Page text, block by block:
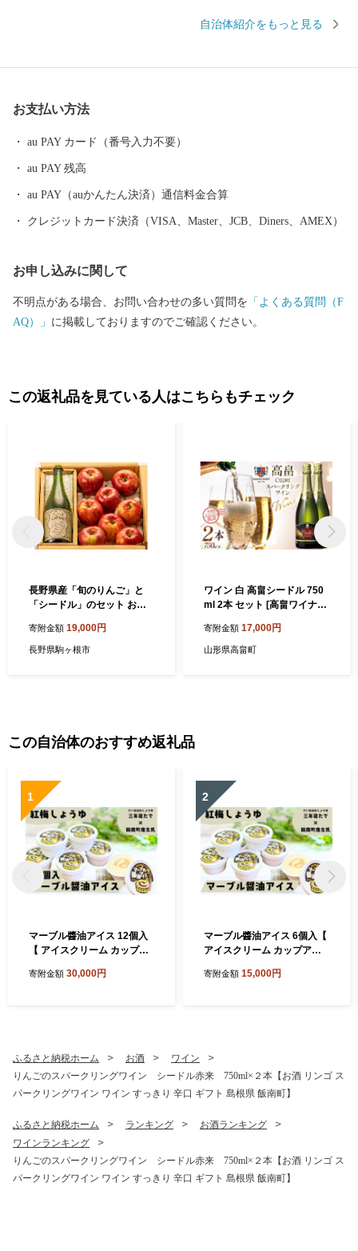
面積は 242.88平方キロメートル(東西 32km 、南北 32km )で、約 9
ています。 また昭和30年代から出雲大社神楽殿の大しめ縄の制作
は、自然と共生し「生命」を身近に実感できる誇るべき文化で
す。 ＜ふるさと納税の業務委託のご案内＞ 令和２年４月１日から
ふるさと納税の寄附の受付、お問い合わせの対応、返礼品の発注
会社ワールドワン 電話番号：0855-25-5170 メールアドレス：inquir
自治体紹介をもっと見る
お支払い方法
au PAY カード（番号入力不要）
au PAY 残高
au PAY（auかんたん決済）通信料金合算
クレジットカード決済（VISA、Master、JCB、Diners、AMEX）
お申し込みに関して
不明点がある場合、お問い合わせの多い質問を 「よくある質問（F
AQ）」 に掲載しておりますのでご確認ください。
この返礼品を見ている人はこちらもチェック
長野県産「旬のりんご」と
「シードル」のセット お酒
ワイン リンゴ 宅飲み 晩酌
寄附金額 19,000円
長野県駒ヶ根市
ワイン 白 高畠シードル 750
ml 2本 セット [高畠ワイナリ
0066] 白ワイン 国産 スパー
クリング スパークリングワ
寄附金額 17,000円
山形県高畠町
この自治体のおすすめ返礼品
1
マーブル醬油アイス 12個入
【 アイスクリーム カップア
贈り物 贈答 プレゼント 人気
寄附金額 30,000円
2
マーブル醬油アイス 6個入【
アイスクリーム カップアイ
物 贈答 プレゼント 人気 アイ
寄附金額 15,000円
ふるさと納税ホーム お酒
ワイン
りんごのスパークリングワイン シードル赤来 750ml×２本【お酒 リンゴ ス
パークリングワイン ワイン すっきり 辛口 ギフト 島根県 飯南町】
ふるさと納税ホーム ランキング
お酒ランキング
ワインランキング
りんごのスパークリングワイン シードル赤来 750ml×２本【お酒 リンゴ ス
パークリングワイン ワイン すっきり 辛口 ギフト 島根県 飯南町】